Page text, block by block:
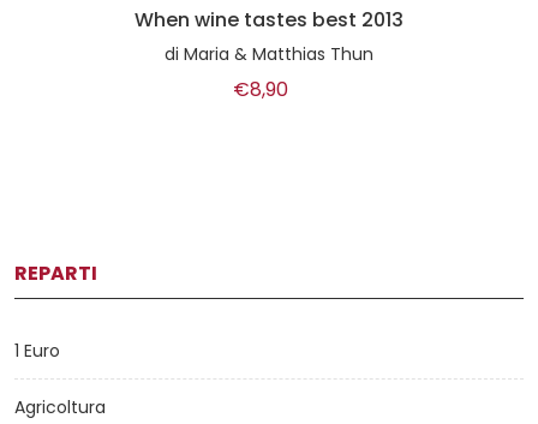
When wine tastes best 2013
di Maria & Matthias Thun
€8,90
REPARTI
1 Euro
Agricoltura